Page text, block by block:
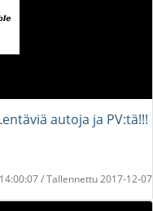
autoja ja PV:tä!!!
/ Tallennettu 2017-12-07